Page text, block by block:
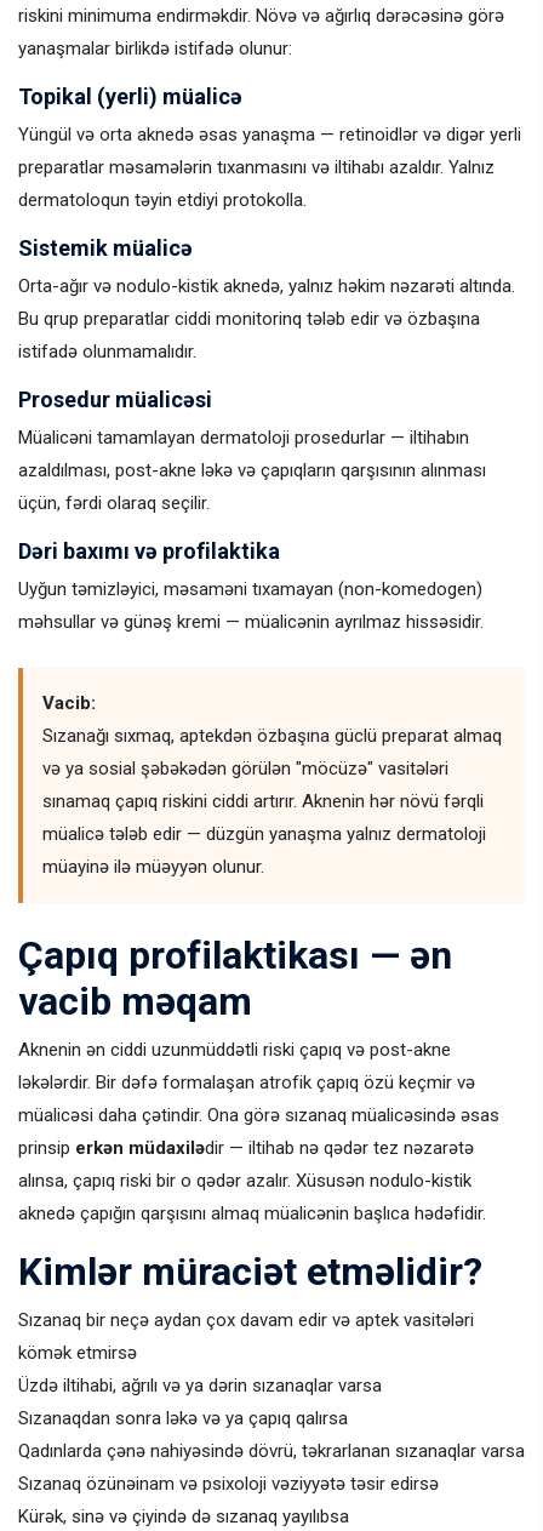
riskini minimuma endirməkdir. Növə və ağırlıq dərəcəsinə görə
yanaşmalar birlikdə istifadə olunur:
Topikal (yerli) müalicə
Yüngül və orta aknedə əsas yanaşma — retinoidlər və digər yerli
preparatlar məsamələrin tıxanmasını və iltihabı azaldır. Yalnız
dermatoloqun təyin etdiyi protokolla.
Sistemik müalicə
Orta-ağır və nodulo-kistik aknedə, yalnız həkim nəzarəti altında.
Bu qrup preparatlar ciddi monitorinq tələb edir və özbaşına
istifadə olunmamalıdır.
Prosedur müalicəsi
Müalicəni tamamlayan dermatoloji prosedurlar — iltihabın
azaldılması, post-akne ləkə və çapıqların qarşısının alınması
üçün, fərdi olaraq seçilir.
Dəri baxımı və profilaktika
Uyğun təmizləyici, məsaməni tıxamayan (non-komedogen)
məhsullar və günəş kremi — müalicənin ayrılmaz hissəsidir.
Vacib:
Sızanağı sıxmaq, aptekdən özbaşına güclü preparat almaq
və ya sosial şəbəkədən görülən "möcüzə" vasitələri
sınamaq çapıq riskini ciddi artırır. Aknenin hər növü fərqli
müalicə tələb edir — düzgün yanaşma yalnız dermatoloji
müayinə ilə müəyyən olunur.
Çapıq profilaktikası — ən
vacib məqam
Aknenin ən ciddi uzunmüddətli riski çapıq və post-akne
ləkələrdir. Bir dəfə formalaşan atrofik çapıq özü keçmir və
müalicəsi daha çətindir. Ona görə sızanaq müalicəsində əsas
prinsip erkən müdaxilədir — iltihab nə qədər tez nəzarətə
alınsa, çapıq riski bir o qədər azalır. Xüsusən nodulo-kistik
aknedə çapığın qarşısını almaq müalicənin başlıca hədəfidir.
Kimlər müraciət etməlidir?
Sızanaq bir neçə aydan çox davam edir və aptek vasitələri
kömək etmirsə
Üzdə iltihabi, ağrılı və ya dərin sızanaqlar varsa
Sızanaqdan sonra ləkə və ya çapıq qalırsa
Qadınlarda çənə nahiyəsində dövrü, təkrarlanan sızanaqlar varsa
Sızanaq özünəinam və psixoloji vəziyyətə təsir edirsə
Kürək, sinə və çiyində də sızanaq yayılıbsa